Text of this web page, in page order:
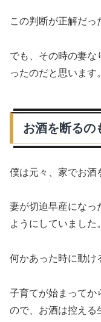
この判断が正解だっ
でも、その時の妻な
ったのだと思います。
お酒を断るの
僕は元々、家でお酒
妻が切迫早産になっ
ようにしていました。
何かあった時に動け
子育てが始まってか
ので、お酒は控える